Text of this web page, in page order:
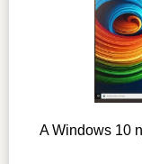
A Windows 10